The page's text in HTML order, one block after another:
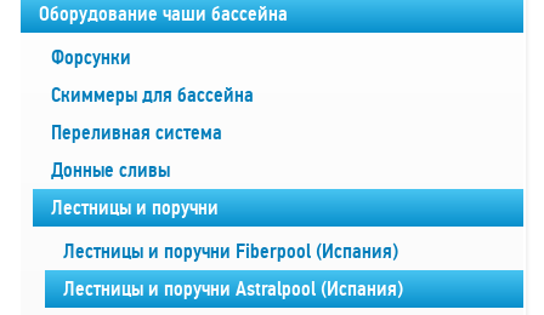
Оборудование чаши бассейна
Форсунки
Скиммеры для бассейна
Переливная система
Донные сливы
Лестницы и поручни
Лестницы и поручни Fiberpool (Испания)
Лестницы и поручни Astralpool (Испания)